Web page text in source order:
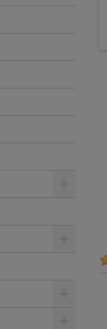
perfetto! Non vedo